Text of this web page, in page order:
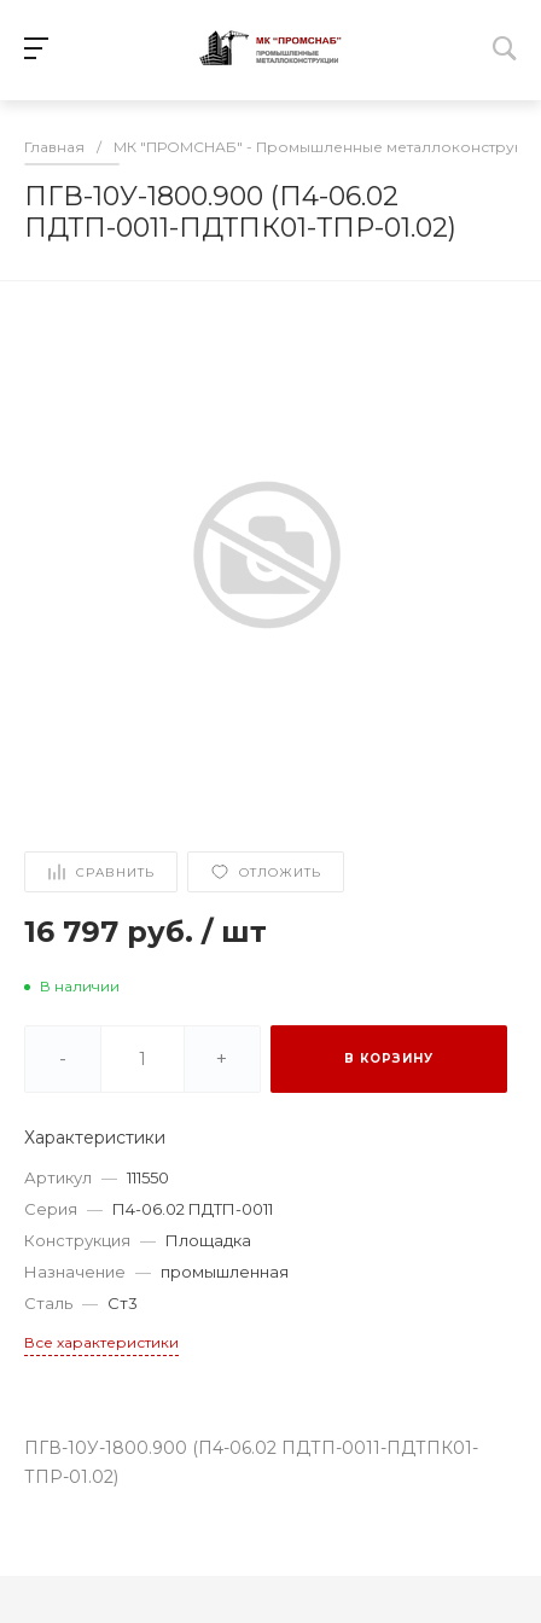
Главная / МК "ПРОМСНАБ" - Промышленные
ПГВ-10У-1800.900 (П4-06.02
ПДТП-0011-ПДТПК01-ТПР-01.02)
СРАВНИТЬ ОТЛОЖИТЬ
16 797 руб. / шт
В наличии
- + В КОРЗИНУ
Характеристики
Артикул — 111550
Серия — П4-06.02 ПДТП-0011
Конструкция — Площадка
Назначение — промышленная
Сталь — Ст3
Все характеристики
ПГВ-10У-1800.900 (П4-06.02 ПДТП-0011-ПДТПК01-
ТПР-01.02)